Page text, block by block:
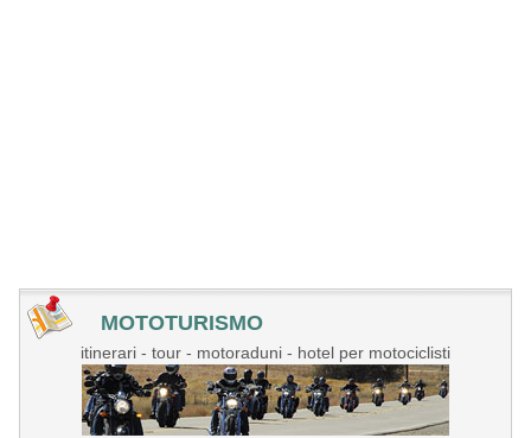
MOTOTURISMO
itinerari - tour - motoraduni - hotel per motociclisti